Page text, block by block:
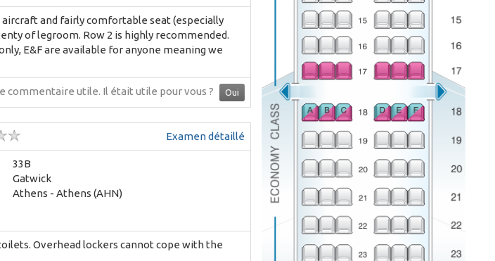
and fairly comfortable seat (especially
of legroom. Row 2 is highly recommended.
E&F are available for anyone meaning we
commentaire utile. Il était utile pour vous ? Oui
Examen détaillé
33B
Gatwick
Athens - Athens (AHN)
Overhead lockers cannot cope with the